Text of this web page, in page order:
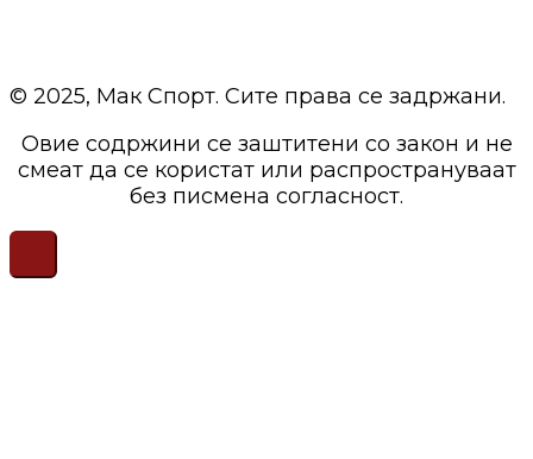
© 2025, Мак Спорт. Сите права се задржани.
Овие содржини се заштитени со закон и не
смеат да се користат или распространуваат
без писмена согласност.